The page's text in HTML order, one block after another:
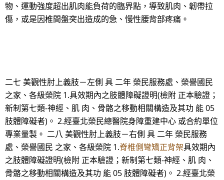
物、運動強度超出肌肉能負荷的臨界點，導致肌肉、韌帶拉
傷，或是因椎間盤突出造成的急、慢性腰背部疼痛。
二七 美觀性肘上義肢－左側 具 二年 榮民服務處、榮譽國民
之家、各級榮院 1.具效期內之肢體障礙證明(檢附 正本驗證；
新制第七類-神經、肌 肉、骨骼之移動相關構造及其功 能 05
肢體障礙者)。 2.經臺北榮民總醫院身障重建中心 或合約單位
專業量製。 二八 美觀性肘上義肢－右側 具 二年 榮民服務
處、榮譽國民 之家、各級榮院 1.脊椎側彎矯正背架具效期內
之肢體障礙證明(檢附 正本驗證；新制第七類-神經、肌 肉、
骨骼之移動相關構造及其功 能 05 肢體障礙者)。 2.經臺北榮